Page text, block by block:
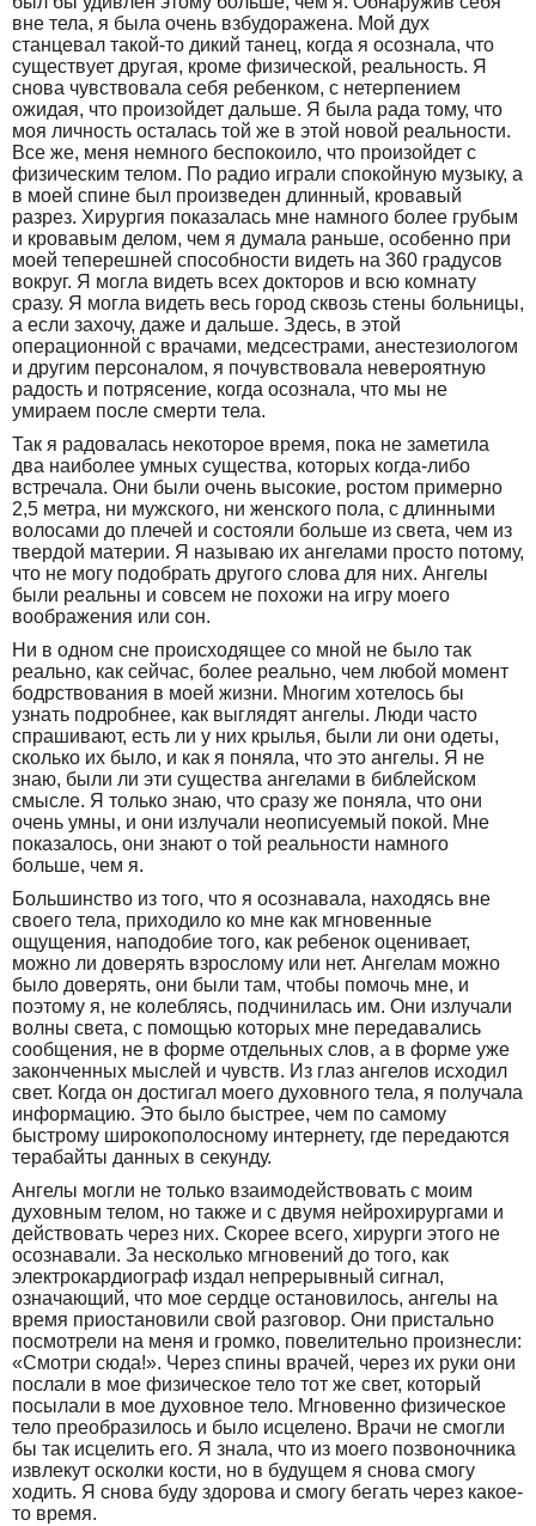
вне тела, я была очень взбудоражена. Мой дух
станцевал такой-то дикий танец, когда я осознала, что
существует другая, кроме физической, реальность. Я
снова чувствовала себя ребенком, с нетерпением
ожидая, что произойдет дальше. Я была рада тому, что
моя личность осталась той же в этой новой реальности.
Все же, меня немного беспокоило, что произойдет с
физическим телом. По радио играли спокойную музыку, а
в моей спине был произведен длинный, кровавый
разрез. Хирургия показалась мне намного более грубым
и кровавым делом, чем я думала раньше, особенно при
моей теперешней способности видеть на 360 градусов
вокруг. Я могла видеть всех докторов и всю комнату
сразу. Я могла видеть весь город сквозь стены больницы,
а если захочу, даже и дальше. Здесь, в этой
операционной с врачами, медсестрами, анестезиологом
и другим персоналом, я почувствовала невероятную
радость и потрясение, когда осознала, что мы не
умираем после смерти тела.
Так я радовалась некоторое время, пока не заметила
два наиболее умных существа, которых когда-либо
встречала. Они были очень высокие, ростом примерно
2,5 метра, ни мужского, ни женского пола, с длинными
волосами до плечей и состояли больше из света, чем из
твердой материи. Я называю их ангелами просто потому,
что не могу подобрать другого слова для них. Ангелы
были реальны и совсем не похожи на игру моего
воображения или сон.
Ни в одном сне происходящее со мной не было так
реально, как сейчас, более реально, чем любой момент
бодрствования в моей жизни. Многим хотелось бы
узнать подробнее, как выглядят ангелы. Люди часто
спрашивают, есть ли у них крылья, были ли они одеты,
сколько их было, и как я поняла, что это ангелы. Я не
знаю, были ли эти существа ангелами в библейском
смысле. Я только знаю, что сразу же поняла, что они
очень умны, и они излучали неописуемый покой. Мне
показалось, они знают о той реальности намного
больше, чем я.
Большинство из того, что я осознавала, находясь вне
своего тела, приходило ко мне как мгновенные
ощущения, наподобие того, как ребенок оценивает,
можно ли доверять взрослому или нет. Ангелам можно
было доверять, они были там, чтобы помочь мне, и
поэтому я, не колеблясь, подчинилась им. Они излучали
волны света, с помощью которых мне передавались
сообщения, не в форме отдельных слов, а в форме уже
законченных мыслей и чувств. Из глаз ангелов исходил
свет. Когда он достигал моего духовного тела, я получала
информацию. Это было быстрее, чем по самому
быстрому широкополосному интернету, где передаются
терабайты данных в секунду.
Ангелы могли не только взаимодействовать с моим
духовным телом, но также и с двумя нейрохирургами и
действовать через них. Скорее всего, хирурги этого не
осознавали. За несколько мгновений до того, как
электрокардиограф издал непрерывный сигнал,
означающий, что мое сердце остановилось, ангелы на
время приостановили свой разговор. Они пристально
посмотрели на меня и громко, повелительно произнесли:
«Смотри сюда!». Через спины врачей, через их руки они
послали в мое физическое тело тот же свет, который
посылали в мое духовное тело. Мгновенно физическое
тело преобразилось и было исцелено. Врачи не смогли
бы так исцелить его. Я знала, что из моего позвоночника
извлекут осколки кости, но в будущем я снова смогу
ходить. Я снова буду здорова и смогу бегать через какое-
то время.